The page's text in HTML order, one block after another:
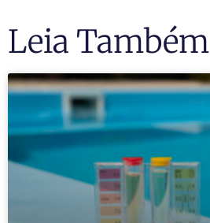
Leia Também